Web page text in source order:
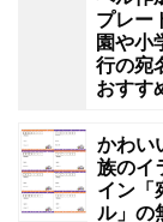
プレー
園や小
行の宛
おすす
かわい
族のイ
イン「
ル」の